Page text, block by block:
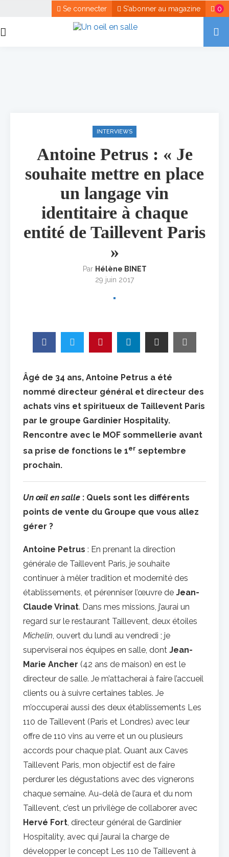
0
S'abonner au magazine
Se connecter
INTERVIEWS
Antoine Petrus : « Je
souhaite mettre en place
un langage vin
identitaire à chaque
entité de Taillevent Paris
»
Par Hélène BINET
29 juin 2017
Âgé de 34 ans, Antoine Petrus a été
nommé directeur général et directeur des
achats vins et spiritueux de Taillevent Paris
par le groupe Gardinier Hospitality.
Rencontre avec le MOF sommellerie avant
sa prise de fonctions le 1er septembre
prochain.
Un œil en salle : Quels sont les différents
points de vente du Groupe que vous allez
gérer ?
Antoine Petrus : En prenant la direction
générale de Taillevent Paris, je souhaite
continuer à mêler tradition et modernité des
établissements, et pérenniser l’œuvre de Jean-
Claude Vrinat. Dans mes missions, j’aurai un
regard sur le restaurant Taillevent, deux étoiles
Michelin, ouvert du lundi au vendredi ; je
superviserai nos équipes en salle, dont Jean-
Marie Ancher (42 ans de maison) en est le
directeur de salle. Je m’attacherai à faire l’accueil
clients ou à suivre certaines tables. Je
m’occuperai aussi des deux établissements Les
110 de Taillevent (Paris et Londres) avec leur
offre de 110 vins au verre et un ou plusieurs
accords pour chaque plat. Quant aux Caves
Taillevent Paris, mon objectif est de faire
perdurer les dégustations avec des vignerons
chaque semaine. Au-delà de l’aura et du nom
Taillevent, c’est un privilège de collaborer avec
Hervé Fort, directeur général de Gardinier
Hospitality, avec qui j’aurai la charge de
développer le concept Les 110 de Taillevent à